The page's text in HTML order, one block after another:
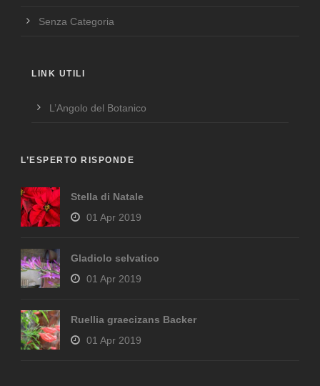
Senza Categoria
LINK UTILI
L’Angolo del Botanico
L’ESPERTO RISPONDE
Stella di Natale
01 Apr 2019
Gladiolo selvatico
01 Apr 2019
Ruellia graecizans Backer
01 Apr 2019